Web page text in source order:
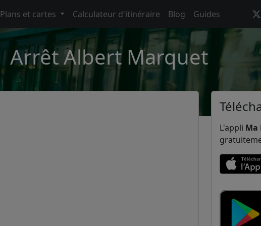
Plans et cartes Calculateur d'itinéraire Blog Guides
Arrêt Albert Marquet
L'appli Ma